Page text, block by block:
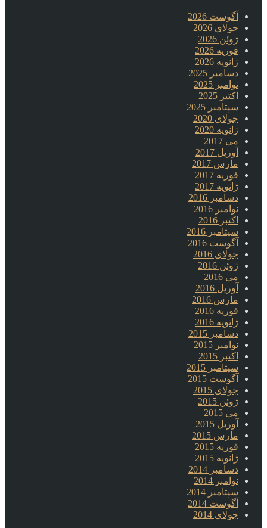
آگوست 2026
جولای 2026
ژوئن 2026
فوریه 2026
ژانویه 2026
دسامبر 2025
نوامبر 2025
اکتبر 2025
سپتامبر 2025
جولای 2020
ژانویه 2020
می 2017
آوریل 2017
مارس 2017
فوریه 2017
ژانویه 2017
دسامبر 2016
نوامبر 2016
اکتبر 2016
سپتامبر 2016
آگوست 2016
جولای 2016
ژوئن 2016
می 2016
آوریل 2016
مارس 2016
فوریه 2016
ژانویه 2016
دسامبر 2015
نوامبر 2015
اکتبر 2015
سپتامبر 2015
آگوست 2015
جولای 2015
ژوئن 2015
می 2015
آوریل 2015
مارس 2015
فوریه 2015
ژانویه 2015
دسامبر 2014
نوامبر 2014
سپتامبر 2014
آگوست 2014
جولای 2014